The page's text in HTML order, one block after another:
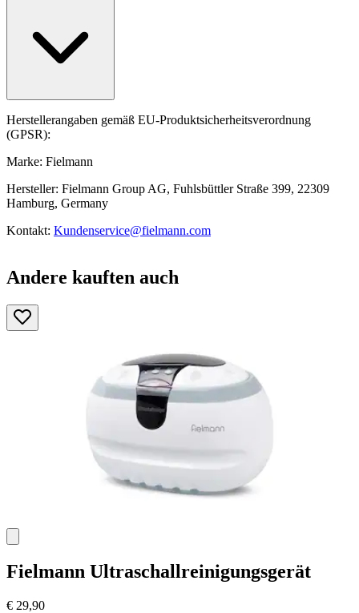
Herstellerangaben gemäß EU-Produktsicherheitsverordnung
(GPSR):
Marke: Fielmann
Hersteller: Fielmann Group AG, Fuhlsbüttler Straße 399, 22309
Hamburg, Germany
Kontakt: Kundenservice@fielmann.com
Andere kauften auch
Fielmann Ultraschallreinigungsgerät
€ 29,90